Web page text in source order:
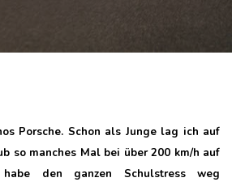
Porsche. Schon als Junge lag ich auf
so manches Mal bei über 200 km/h auf
den ganzen Schulstress weg